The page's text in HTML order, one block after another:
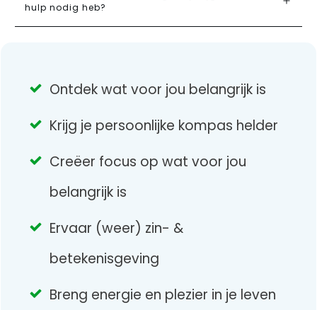
hulp nodig heb?
Ontdek wat voor jou belangrijk is
Krijg je persoonlijke kompas helder
Creëer focus op wat voor jou
belangrijk is
Ervaar (weer) zin- &
betekenisgeving
Breng energie en plezier in je leven